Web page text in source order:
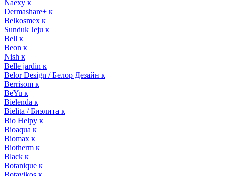
Naexy к
Dermashare+ к
Belkosmex к
Sunduk Jeju к
Bell к
Beon к
Nish к
Belle jardin к
Belor Design / Белор Дезайн к
Berrisom к
BeYu к
Bielenda к
Bielita / Биэлита к
Bio Helpy к
Bioaqua к
Biomax к
Biotherm к
Black к
Botanique к